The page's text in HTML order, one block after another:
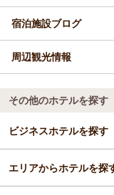
宿泊施設ブログ
周辺観光情報
その他のホテルを探す
ビジネスホテルを探す
熊本県
エリアからホテルを探